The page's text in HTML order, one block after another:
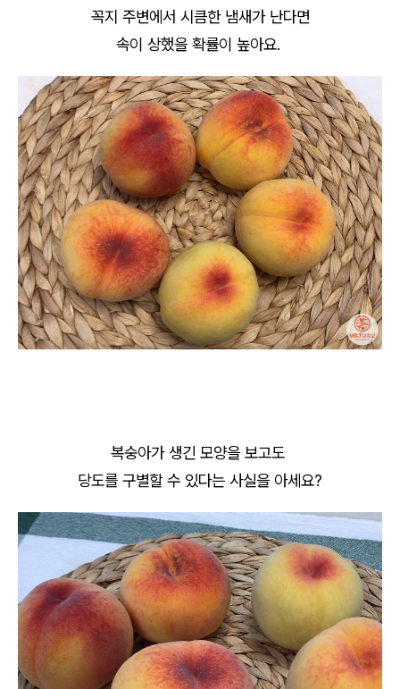
꼭지 주변에서 시큼한 냄새가 난다면
속이 상했을 확률이 높아요.
복숭아가 생긴 모양을 보고도
당도를 구별할 수 있다는 사실을 아세요?